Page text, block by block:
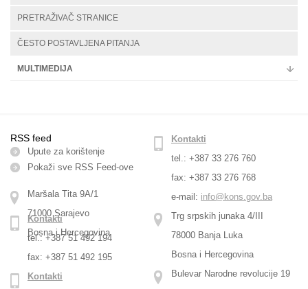
PRETRAŽIVAČ STRANICE
ČESTO POSTAVLJENA PITANJA
MULTIMEDIJA
RSS feed
Upute za korištenje
Pokaži sve RSS Feed-оve
Maršala Tita 9A/1
71000 Sarajevo
Bosna i Hercegovina
Kontakti
tel.: +387 33 276 760
fax: +387 33 276 768
e-mail: info@kons.gov.ba
Trg srpskih junaka 4/III
78000 Banja Luka
Bosna i Hercegovina
Kontakti
tel.: +387 51 492 194
fax: +387 51 492 195
Bulevar Narodne revolucije 19
Kontakti